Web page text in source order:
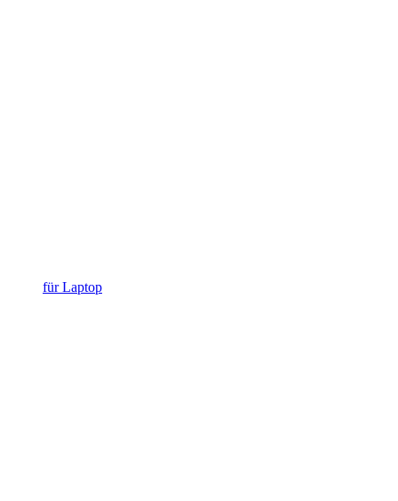
für Laptop